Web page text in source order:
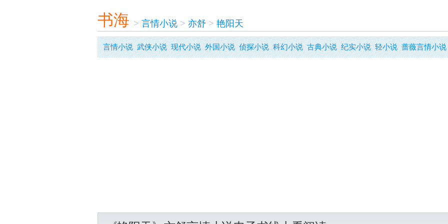
书海 > 言情小说> 亦舒 > 艳阳天
言情小说 武侠小说 现代小说 外国小说 侦探小说 科幻小说 古典小说 纪实小说 轻小说 蔷薇言情小说